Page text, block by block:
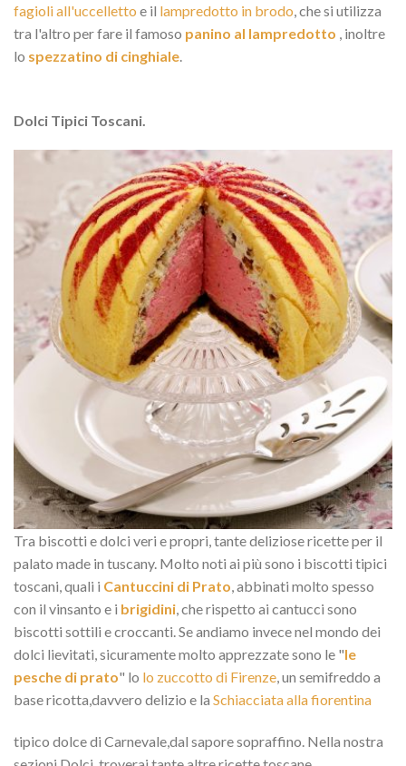
fagioli all'uccelletto e il lampredotto in brodo, che si utilizza
tra l'altro per fare il famoso panino al lampredotto , inoltre
lo spezzatino di cinghiale.
Dolci Tipici Toscani.
Tra biscotti e dolci veri e propri, tante deliziose ricette per il
palato made in tuscany. Molto noti ai più sono i biscotti tipici
toscani, quali i Cantuccini di Prato, abbinati molto spesso
con il vinsanto e i brigidini, che rispetto ai cantucci sono
biscotti sottili e croccanti. Se andiamo invece nel mondo dei
dolci lievitati, sicuramente molto apprezzate sono le "le
pesche di prato" lo lo zuccotto di Firenze, un semifreddo a
base ricotta,davvero delizio e la Schiacciata alla fiorentina
tipico dolce di Carnevale,dal sapore sopraffino. Nella nostra